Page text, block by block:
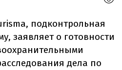
подконтрольная
заявляет о готовности
дела по